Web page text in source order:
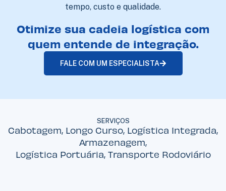
tempo, custo e qualidade.
Otimize sua cadeia logística com
quem entende de integração.
FALE COM UM ESPECIALISTA
SERVIÇOS
Cabotagem, Longo Curso, Logística Integrada,
Armazenagem,
Logística Portuária, Transporte Rodoviário